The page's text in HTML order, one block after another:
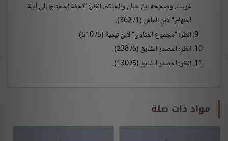
غريبٌ. وصححه ابنُ حبان والحاكم. انظر: "تحفة المحتاج إلى أدلة
المنهاج" لابن الملقن (1/ 362).
انظر: "مجموع الفتاوى" لابن تيمية (5/ 510).
انظر: المصدر السَّابق (5/ 238).
انظر: المصدر السَّابق (5/ 130).
مواد ذات صلة